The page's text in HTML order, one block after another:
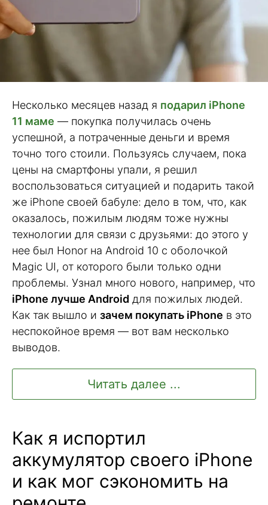
Несколько месяцев назад я подарил iPhone
11 маме — покупка получилась очень
успешной, а потраченные деньги и время
точно того стоили. Пользуясь случаем, пока
цены на смартфоны упали, я решил
воспользоваться ситуацией и подарить такой
же iPhone своей бабуле: дело в том, что, как
оказалось, пожилым людям тоже нужны
технологии для связи с друзьями: до этого у
нее был Honor на Android 10 с оболочкой
Magic UI, от которого были только одни
проблемы. Узнал много нового, например, что
iPhone лучше Android для пожилых людей.
Как так вышло и зачем покупать iPhone в это
неспокойное время — вот вам несколько
выводов.
Читать далее ...
Как я испортил
аккумулятор своего iPhone
и как мог сэкономить на